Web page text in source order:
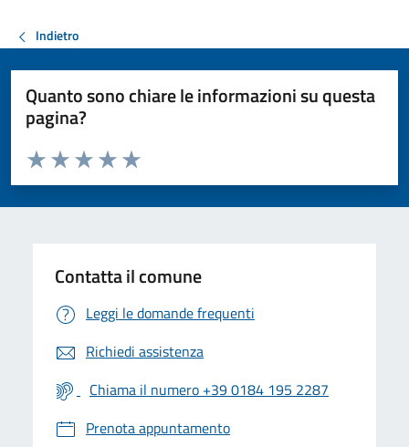
Indietro
Quanto sono chiare le informazioni su questa
pagina?
Valuta da 1 a 5 stelle la pagina
Valuta 5 stelle su 5
Valuta 4 stelle su 5
Valuta 3 stelle su 5
Valuta 2 stelle su 5
Valuta 1 stelle su 5
Contatta il comune
Leggi le domande frequenti
Richiedi assistenza
Chiama il numero +39 0184 195 2287
Prenota appuntamento